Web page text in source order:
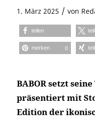
1. März 2025 / von
teilen
merken 0
BABOR setzt
präsentiert mit
Edition der